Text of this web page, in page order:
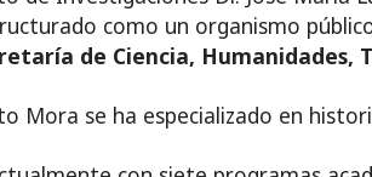
como un organismo
de Ciencia, Humanidades,
Mora se ha especializado en